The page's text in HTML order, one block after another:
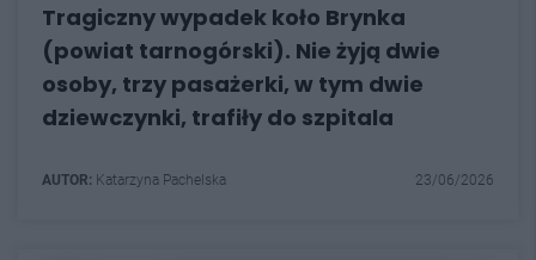
Tragiczny wypadek koło Brynka
(powiat tarnogórski). Nie żyją dwie
osoby, trzy pasażerki, w tym dwie
dziewczynki, trafiły do szpitala
AUTOR: Katarzyna Pachelska 23/06/2026